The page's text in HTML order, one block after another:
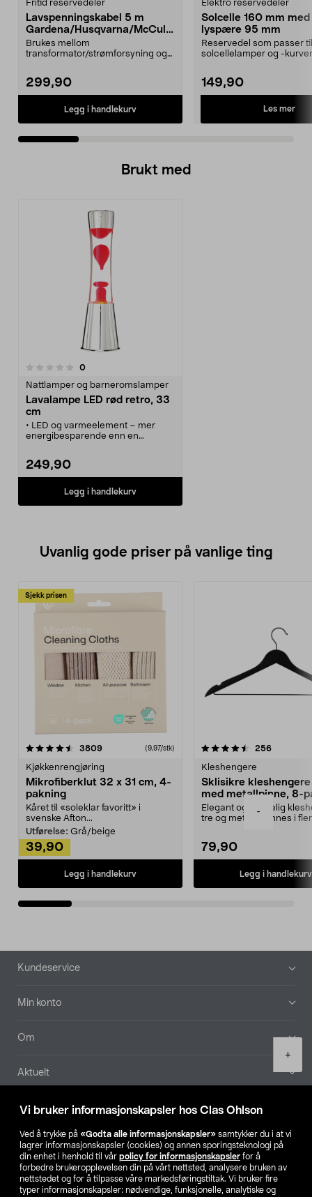
Vi bruker informasjonskapsler hos Clas Ohlson
Ved å trykke på «Godta alle informasjonskapsler» samtykker du i at vi
lagrer informasjonskapsler (cookies) og annen sporingsteknologi på
din enhet i henhold til vår policy for informasjonskapsler for å
forbedre brukeropplevelsen din på vårt nettsted, analysere bruken av
nettstedet og for å tilpasse våre markedsføringstiltak. Vi bruker fire
typer informasjonskapsler: nødvendige, funksjonelle, analytiske og
-
+
Fritid reservedeler
Lavspenningskabel 5 m
Gardena/Husqvarna/McCullo
ch/Flymo
Brukes mellom
transformator/strømforsyning og
299,90
Legg i handlekurv
Elektro reservedeler
Solcelle 160 mm med
lyspære 95 mm
Reservedel som passer
solcellelamper og -
149,90
Les mer
Brukt med
0anmeldelser
Nattlamper og barneromslamper
Lavalampe LED rød retro, 33
cm
• LED og varmeelement – mer
energibesparende enn en
belysning i nostalgisk design.
• Lavalampen – en klassiker på
ungdomsrommet, soverommet
eller i stuen.
Diameter: 9 cm. Høyde: 33 cm.
249,90
Legg i handlekurv
Uvanlig gode priser på vanlige ting
Sjekk prisen
3809anmeldelser(9,97/stk)
Kjøkkenrengjøring
Mikrofiberklut 32 x 31 cm, 4-
pakning
Kåret til «soleklar favoritt» i
svenske Afton...
Utførelse: Grå/beige
39,90
Legg i handlekurv
4.5av 5 stjerner 256
Kleshengere
Sklisikre
med metallpinne, 8-
Elegant og skikkelig
tre og metall – finnes i
79,90
Legg i handlekurv
4.5av 5 stjerner
Bunntekst
Kundeservice
Min konto
Om
Aktuelt
Våre selskaper
Finn din butikk
SE NO FI